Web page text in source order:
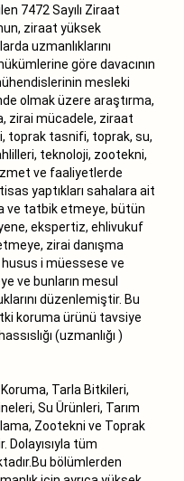
7472 Sayılı Ziraat
ziraat yüksek
uzmanlıklarını
göre davacının
mesleki
olmak üzere araştırma,
zirai mücadele, ziraat
toprak tasnifi, toprak, su,
teknoloji, zootekni,
ve faaliyetlerde
yaptıkları sahalara ait
ve tatbik etmeye, bütün
ekspertiz, ehlivukuf
zirai danışma
husus i müessese ve
ve bunların mesul
düzenlemiştir. Bu
koruma ürünü tavsiye
(uzmanlığı )
Tarla Bitkileri,
Su Ürünleri, Tarım
Zootekni ve Toprak
tüm
bölümlerden